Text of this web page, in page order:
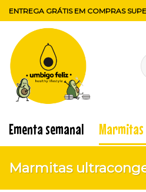
Skip
to
content
ENTREGA GRÁTIS EM COMPRAS
Ementa semanal
Marmitas